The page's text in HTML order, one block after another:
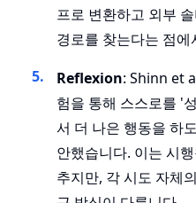
프로 변환하고 외부
경로를 찾는다는 점
Reflexion: Shinn et
험을 통해 스스로를 '
서 더 나은 행동을 하
안했습니다. 이는 시
추지만, 각 시도 자체